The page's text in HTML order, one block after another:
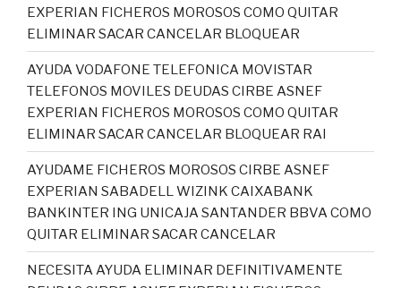
EXPERIAN FICHEROS MOROSOS COMO QUITAR
ELIMINAR SACAR CANCELAR BLOQUEAR
AYUDA VODAFONE TELEFONICA MOVISTAR
TELEFONOS MOVILES DEUDAS CIRBE ASNEF
EXPERIAN FICHEROS MOROSOS COMO QUITAR
ELIMINAR SACAR CANCELAR BLOQUEAR RAI
AYUDAME FICHEROS MOROSOS CIRBE ASNEF
EXPERIAN SABADELL WIZINK CAIXABANK
BANKINTER ING UNICAJA SANTANDER BBVA COMO
QUITAR ELIMINAR SACAR CANCELAR
NECESITA AYUDA ELIMINAR DEFINITIVAMENTE